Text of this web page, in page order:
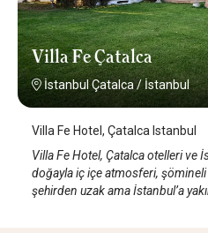
Villa Fe Çatalca
İstanbul Çatalca / İstanbul
Villa Fe Hotel, Çatalca Istanbul
Villa Fe Hotel, Çatalca otelleri ve
doğayla iç içe atmosferi,
şehirden uzak ama İstanbul’a